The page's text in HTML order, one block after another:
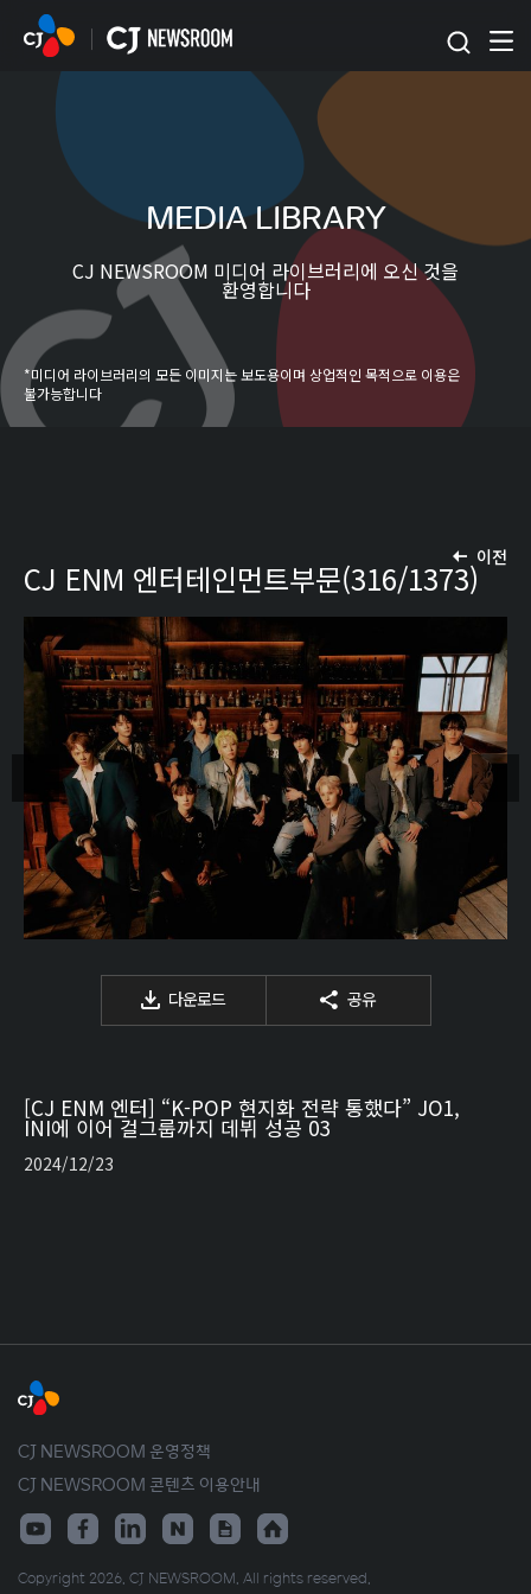
본문 바로가기
MEDIA LIBRARY
CJ NEWSROOM 미디어 라이브러리에 오신 것을
환영합니다
*미디어 라이브러리의 모든 이미지는 보도용이며 상업적인 목적으로 이용은
불가능합니다
이전
CJ ENM 엔터테인먼트부문(316/1373)
다운로드 공유
[CJ ENM 엔터] “K-POP 현지화 전략 통했다” JO1,
INI에 이어 걸그룹까지 데뷔 성공 03
2024/12/23
CJ NEWSROOM 운영정책
CJ NEWSROOM 콘텐츠 이용안내
Copyright 2026. CJ NEWSROOM. All rights reserved.